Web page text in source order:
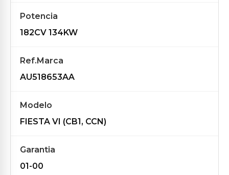
Potencia
182CV 134KW
Ref.Marca
AU518653AA
Modelo
FIESTA VI (CB1, CCN)
Garantia
01-00